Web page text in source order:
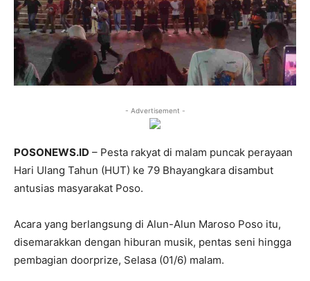
- Advertisement -
POSONEWS.ID – Pesta rakyat di malam puncak perayaan
Hari Ulang Tahun (HUT) ke 79 Bhayangkara disambut
antusias masyarakat Poso.
Acara yang berlangsung di Alun-Alun Maroso Poso itu,
disemarakkan dengan hiburan musik, pentas seni hingga
pembagian doorprize, Selasa (01/6) malam.